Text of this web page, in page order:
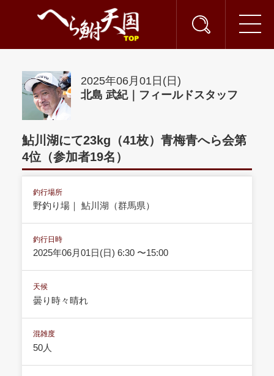
2025年06月01日(日)
北島 武紀｜フィールドスタッフ
鮎川湖にて23kg（41枚）青梅青へら会第
4位（参加者19名）
釣行場所
野釣り場｜ 鮎川湖（群馬県）
釣行日時
2025年06月01日(日) 6:30 〜15:00
天候
曇り時々晴れ
混雑度
50人